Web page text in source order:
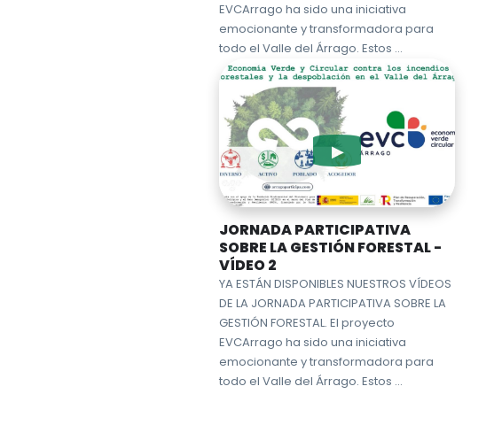
EVCArrago ha sido una iniciativa
emocionante y transformadora para
todo el Valle del Árrago. Estos …
JORNADA PARTICIPATIVA
SOBRE LA GESTIÓN FORESTAL -
VÍDEO 2
YA ESTÁN DISPONIBLES NUESTROS VÍDEOS
DE LA JORNADA PARTICIPATIVA SOBRE LA
GESTIÓN FORESTAL. El proyecto
EVCArrago ha sido una iniciativa
emocionante y transformadora para
todo el Valle del Árrago. Estos …